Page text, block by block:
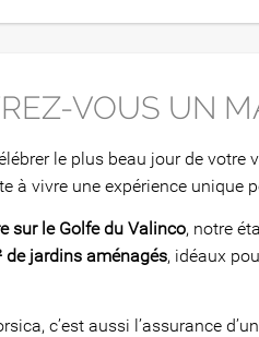
VOUS UN
le plus beau jour de votre
à vivre une expérience
sur le Golfe du Valinco, notre
de jardins aménagés, idéaux
c’est aussi l’assurance